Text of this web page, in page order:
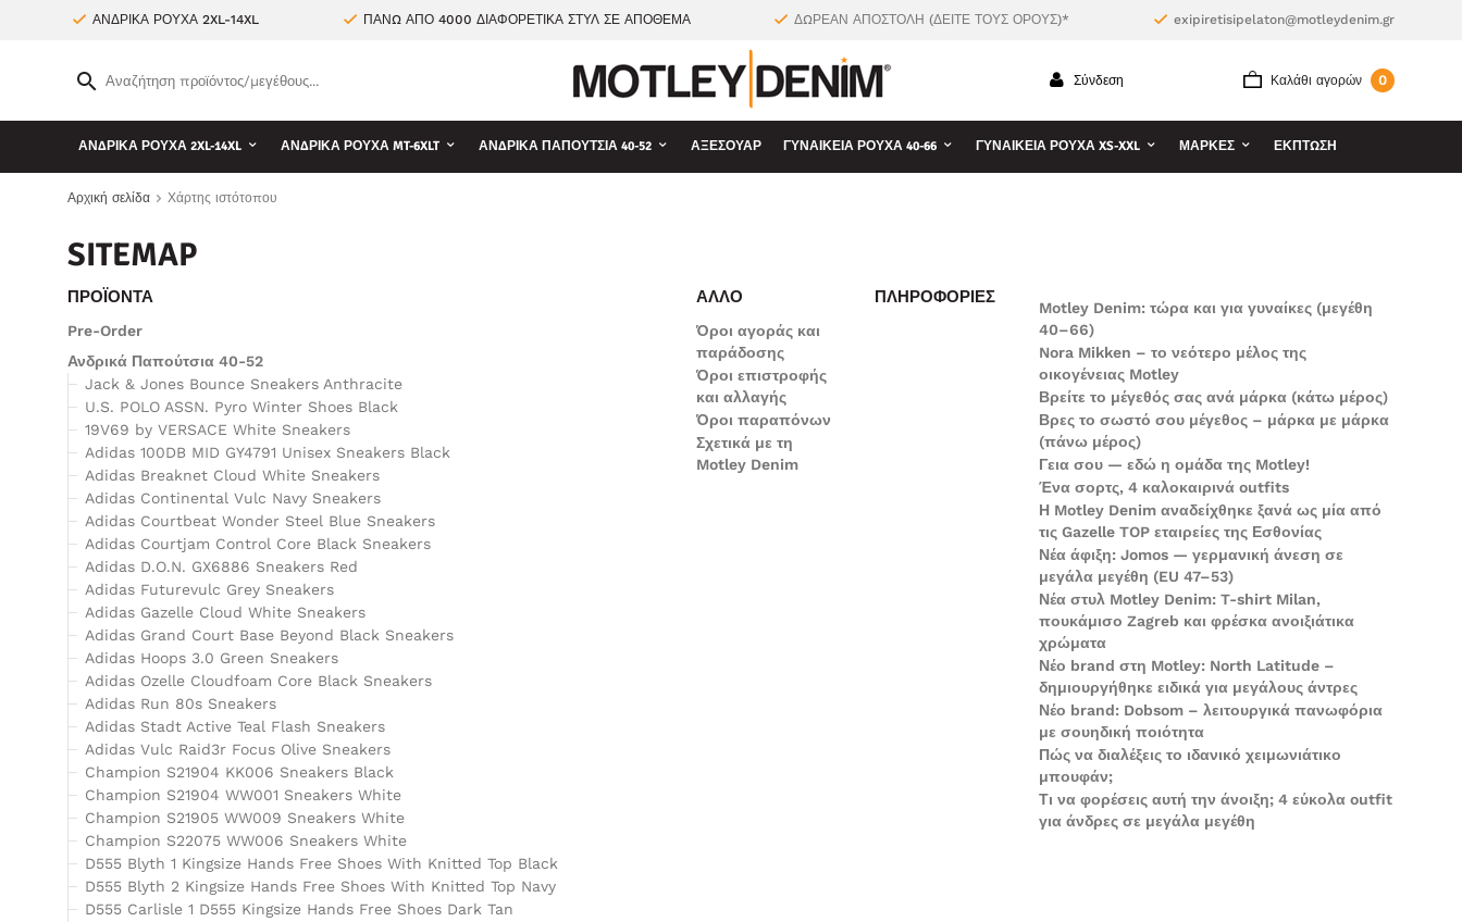
ΑΝΔΡΙΚΑ ΡΟΥΧΑ 2XL-14XL ΠΑΝΩ ΑΠΟ 4000 ΔΙΑΦΟΡΕΤΙΚΑ ΣΤΥΛ ΣΕ ΑΠΟΘΕΜΑ ΔΩΡΕΑΝ ΑΠΟΣΤΟΛΗ (ΔΕΙΤΕ ΤΟΥΣ ΟΡΟΥΣ)* exipiretisipelaton@motleydenim.gr
Καλάθι αγορών 0
Σύνδεση
ΑΝΔΡΙΚΑ ΡΟΥΧΑ 2XL-14XL ΑΝΔΡΙΚΑ ΡΟΥΧΑ MT-6XLT ΑΝΔΡΙΚΆ ΠΑΠΟΎΤΣΙΑ 40-52 ΑΞΕΣΟΥΆΡ ΓΥΝΑΙΚΕΊΑ ΡΟΎΧΑ 40-66 ΓΥΝΑΙΚΕΊΑ ΡΟΎΧΑ XS-XXL ΜΆΡΚΕΣ ΕΚΠΤΩΣΗ
Αρχική σελίδα Χάρτης ιστότοπου
SITEMAP
ΠΡΟΪΌΝΤΑ
Pre-Order
Ανδρικά Παπούτσια 40-52
Jack & Jones Bounce Sneakers Anthracite
U.S. POLO ASSN. Pyro Winter Shoes Black
19V69 by VERSACE White Sneakers
Adidas 100DB MID GY4791 Unisex Sneakers Black
Adidas Breaknet Cloud White Sneakers
Adidas Continental Vulc Navy Sneakers
Adidas Courtbeat Wonder Steel Blue Sneakers
Adidas Courtjam Control Core Black Sneakers
Adidas D.O.N. GX6886 Sneakers Red
Adidas Futurevulc Grey Sneakers
Adidas Gazelle Cloud White Sneakers
Adidas Grand Court Base Beyond Black Sneakers
Adidas Hoops 3.0 Green Sneakers
Adidas Ozelle Cloudfoam Core Black Sneakers
Adidas Run 80s Sneakers
Adidas Stadt Active Teal Flash Sneakers
Adidas Vulc Raid3r Focus Olive Sneakers
Champion S21904 KK006 Sneakers Black
Champion S21904 WW001 Sneakers White
Champion S21905 WW009 Sneakers White
Champion S22075 WW006 Sneakers White
D555 Blyth 1 Kingsize Hands Free Shoes With Knitted Top Black
D555 Blyth 2 Kingsize Hands Free Shoes With Knitted Top Navy
D555 Carlisle 1 D555 Kingsize Hands Free Shoes Dark Tan
ΆΛΛΟ
Όροι αγοράς και
παράδοσης
Όροι επιστροφής
και αλλαγής
Όροι παραπόνων
Σχετικά με τη
Motley Denim
ΠΛΗΡΟΦΟΡΊΕΣ
Motley Denim: τώρα και για γυναίκες (μεγέθη
40–66)
Nora Mikken – το νεότερο μέλος της
οικογένειας Motley
Βρείτε το μέγεθός σας ανά μάρκα (κάτω μέρος)
Βρες το σωστό σου μέγεθος – μάρκα με μάρκα
(πάνω μέρος)
Γεια σου — εδώ η ομάδα της Motley!
Ένα σορτς, 4 καλοκαιρινά outfits
Η Motley Denim αναδείχθηκε ξανά ως μία από
τις Gazelle TOP εταιρείες της Εσθονίας
Νέα άφιξη: Jomos — γερμανική άνεση σε
μεγάλα μεγέθη (EU 47–53)
Νέα στυλ Motley Denim: T-shirt Milan,
πουκάμισο Zagreb και φρέσκα ανοιξιάτικα
χρώματα
Νέο brand στη Motley: North Latitude –
δημιουργήθηκε ειδικά για μεγάλους άντρες
Νέο brand: Dobsom – λειτουργικά πανωφόρια
με σουηδική ποιότητα
Πώς να διαλέξεις το ιδανικό χειμωνιάτικο
μπουφάν;
Τι να φορέσεις αυτή την άνοιξη; 4 εύκολα outfit
για άνδρες σε μεγάλα μεγέθη